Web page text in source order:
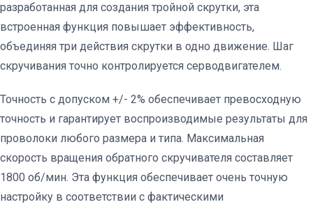
разработанная для создания тройной скрутки, эта
встроенная функция повышает эффективность,
объединяя три действия скрутки в одно движение. Шаг
скручивания точно контролируется серводвигателем.
Точность с допуском +/- 2% обеспечивает превосходную
точность и гарантирует воспроизводимые результаты для
проволоки любого размера и типа. Максимальная
скорость вращения обратного скручивателя составляет
1800 об/мин. Эта функция обеспечивает очень точную
настройку в соответствии с фактическими